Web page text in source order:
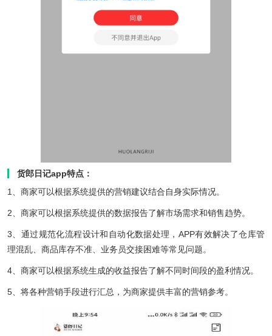
货郎日记app特点：
1、商家可以根据系统提供的营销建议结合自身实际情况。
2、商家可以根据系统提供的数据报告了解市场需求和销售趋势。
3、通过规范化流程设计和自动化数据处理，APP有效解决了仓库管
理混乱、商品库存不准、业务员交接困难等常见问题。
4、商家可以根据系统生成的收益报告了解不同时间段的盈利情况。
5、将各种营销手段进行汇总，为商家提供丰富的营销参考。